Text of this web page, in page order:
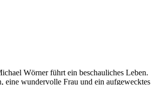
Wörner führt ein beschauliches Leben.
eine wundervolle Frau und ein aufgewecktes